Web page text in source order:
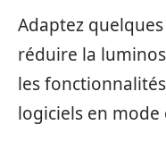
Adaptez
réduire la
les
logiciels en mode